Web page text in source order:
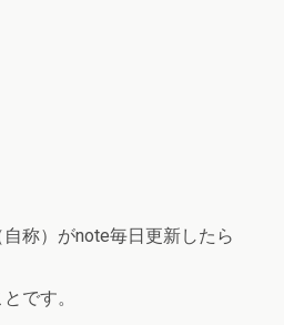
称）がnote毎日更新したら
です。